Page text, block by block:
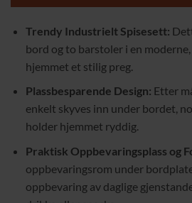
Trendy Industrielt Spisesett:
bord og to barstoler i en
hjemmet et stilig preg.
Plassbesparende Design: Etter
enkelt skyves inn under bordet,
holder hjemmet ryddig.
Praktisk Oppbevaringsplass og
oppbevaringsrom under
oppbevaring av daglige